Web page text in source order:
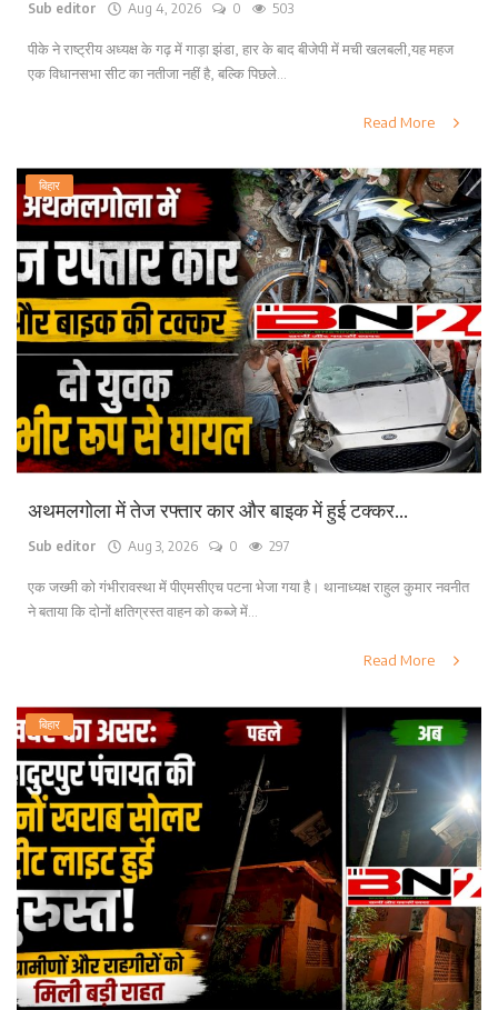
Sub editor Aug 4, 2026 0 503
पीके ने राष्ट्रीय अध्यक्ष के गढ़ में गाड़ा झंडा, हार के बाद बीजेपी में मची खलबली,यह महज
एक विधानसभा सीट का नतीजा नहीं है, बल्कि पिछले...
Read More
बिहार
अथमलगोला में तेज रफ्तार कार और बाइक में हुई टक्कर...
Sub editor Aug 3, 2026 0 297
एक जख्मी को गंभीरावस्था में पीएमसीएच पटना भेजा गया है। थानाध्यक्ष राहुल कुमार नवनीत
ने बताया कि दोनों क्षतिग्रस्त वाहन को कब्जे में...
Read More
बिहार